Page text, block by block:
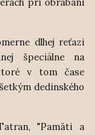
pri obrábaní
dlhej reťazi
špeciálne na
v tom čase
dedinského
"Pamäti a